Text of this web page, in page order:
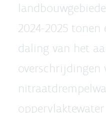
2024-2025
daling van het
overschrijdingen